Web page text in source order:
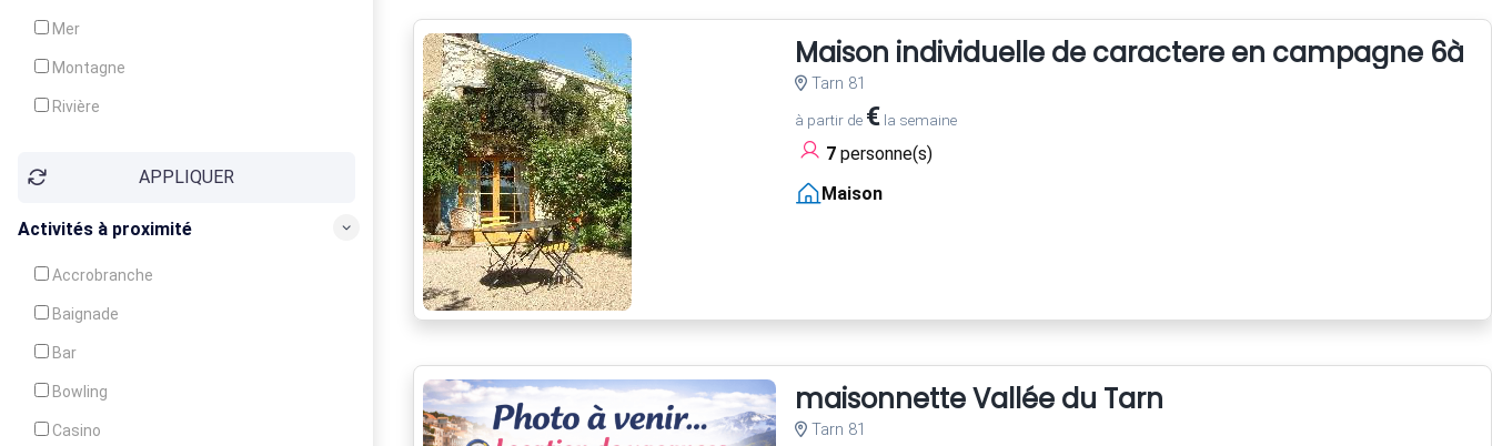
Mer
Montagne
Rivière
APPLIQUER
Activités à proximité
Accrobranche
Baignade
Bar
Bowling
Casino
Maison individuelle de caractere en campagne 6à
Tarn 81
à partir de €la semaine
7personne(s)
Maison
maisonnette Vallée du Tarn
Tarn 81